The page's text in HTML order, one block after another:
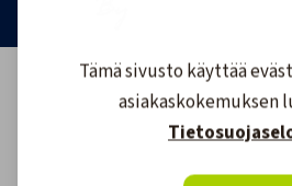
Tämä sivusto käyttää
asiakaskokemuksen